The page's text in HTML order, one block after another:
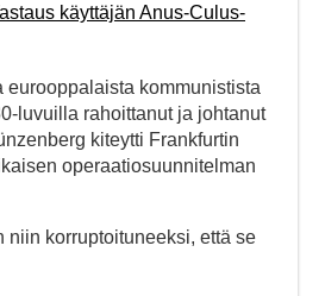
käyttäjän Anus-Culus-
eurooppalaista kommunistista
luvuilla rahoittanut ja johtanut
kiteytti Frankfurtin
operaatiosuunnitelman
niin korruptoituneeksi, että se